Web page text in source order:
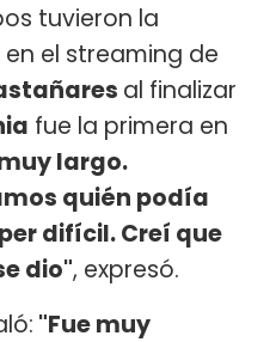
tuvieron la
el streaming de
al finalizar
fue la primera en
largo.
quién podía
difícil. Creí que
dio", expresó.
"Fue muy